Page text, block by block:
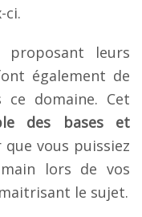
ci.
leurs
également de
domaine. Cet
des bases et
vous puissiez
lors de vos
le sujet.